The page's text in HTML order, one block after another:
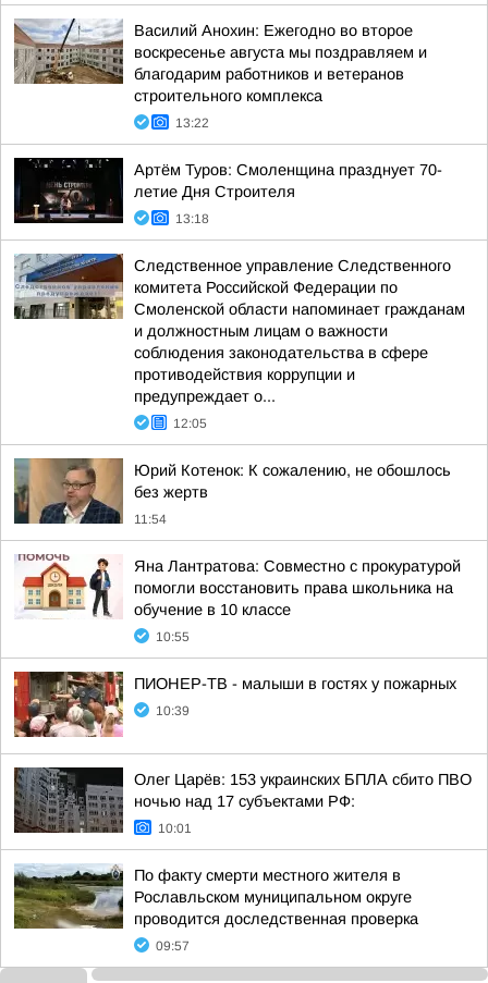
Василий Анохин: Ежегодно во второе
воскресенье августа мы поздравляем и
благодарим работников и ветеранов
строительного комплекса
13:22
Артём Туров: Смоленщина празднует 70-
летие Дня Строителя
13:18
Следственное управление Следственного
комитета Российской Федерации по
Смоленской области напоминает гражданам
и должностным лицам о важности
соблюдения законодательства в сфере
противодействия коррупции и
предупреждает о...
12:05
Юрий Котенок: К сожалению, не обошлось
без жертв
11:54
Яна Лантратова: Совместно с прокуратурой
помогли восстановить права школьника на
обучение в 10 классе
10:55
ПИОНЕР-ТВ - малыши в гостях у пожарных
10:39
Олег Царёв: 153 украинских БПЛА сбито ПВО
ночью над 17 субъектами РФ:
10:01
По факту смерти местного жителя в
Рославльском муниципальном округе
проводится доследственная проверка
09:57